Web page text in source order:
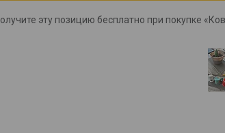
эту позицию бесплатно при покупке